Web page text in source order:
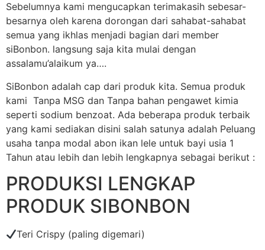
Sebelumnya kami mengucapkan terimakasih sebesar-
besarnya oleh karena dorongan dari sahabat-sahabat
semua yang ikhlas menjadi bagian dari member
siBonbon. langsung saja kita mulai dengan
assalamu’alaikum ya….
SiBonbon adalah cap dari produk kita. Semua produk
kami Tanpa MSG dan Tanpa bahan pengawet kimia
seperti sodium benzoat. Ada beberapa produk terbaik
yang kami sediakan disini salah satunya adalah Peluang
usaha tanpa modal abon ikan lele untuk bayi usia 1
Tahun atau lebih dan lebih lengkapnya sebagai berikut :
PRODUKSI LENGKAP
PRODUK SIBONBON
Teri Crispy (paling digemari)